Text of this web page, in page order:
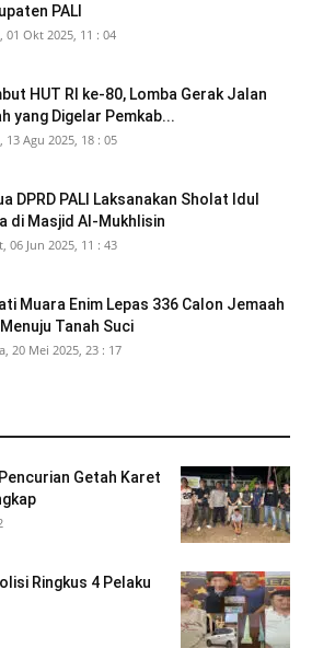
PALI
01 Okt 2025, 11 : 04
HUT RI ke-80, Lomba Gerak Jalan
yang Digelar Pemkab...
13 Agu 2025, 18 : 05
DPRD PALI Laksanakan Sholat Idul
di Masjid Al-Mukhlisin
06 Jun 2025, 11 : 43
Muara Enim Lepas 336 Calon Jemaah
Tanah Suci
20 Mei 2025, 23 : 17
Getah Karet
Ringkus 4 Pelaku